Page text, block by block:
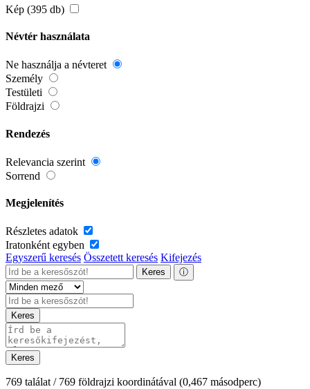
Kép (395 db)
Névtér használata
Ne használja a névteret
Személy
Testületi
Földrajzi
Rendezés
Relevancia szerint
Sorrend
Megjelenítés
Részletes adatok
Iratonként egyben
Egyszerű keresés Összetett keresés Kifejezés
Keres ⓘ
Keres
Keres
769 találat / 769 földrajzi koordinátával (0,467 másodperc)